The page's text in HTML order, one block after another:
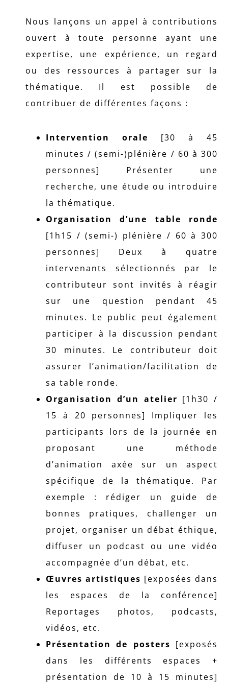
Nous lançons un appel à contributions
ouvert à toute personne ayant une
expertise, une expérience, un regard
ou des ressources à partager sur la
thématique. Il est possible de
contribuer de différentes façons :
Intervention orale [30 à 45
minutes / (semi-)plénière / 60 à 300
personnes] Présenter une
recherche, une étude ou introduire
la thématique.
Organisation d’une table ronde
[1h15 / (semi-) plénière / 60 à 300
personnes] Deux à quatre
intervenants sélectionnés par le
contributeur sont invités à réagir
sur une question pendant 45
minutes. Le public peut également
participer à la discussion pendant
30 minutes. Le contributeur doit
assurer l’animation/facilitation de
sa table ronde.
Organisation d’un atelier [1h30 /
15 à 20 personnes] Impliquer les
participants lors de la journée en
proposant une méthode
d’animation axée sur un aspect
spécifique de la thématique. Par
exemple : rédiger un guide de
bonnes pratiques, challenger un
projet, organiser un débat éthique,
diffuser un podcast ou une vidéo
accompagnée d’un débat, etc.
Œuvres artistiques [exposées dans
les espaces de la conférence]
Reportages photos, podcasts,
vidéos, etc.
Présentation de posters [exposés
dans les différents espaces +
présentation de 10 à 15 minutes]